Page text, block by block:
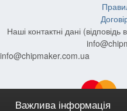
Важлива інформація
Наші контактні дані
info@chipmaker.com.ua